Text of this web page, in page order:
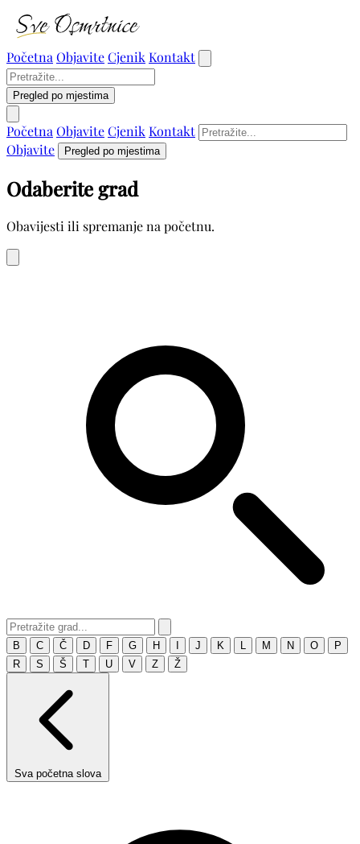
Početna ObjaviteCjenik Kontakt
Pregled po mjestima
Početna ObjaviteCjenik Kontakt
Objavite
Pregled po mjestima
Odaberite grad
Obavijesti ili spremanje na početnu.
B C Č D F G H J K M N O
P
R
S Š T U V Z Ž
Sva početna slova